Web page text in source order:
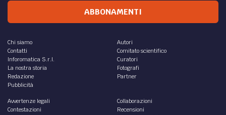
ABBONAMENTI
Chi siamo
Contatti
Inforomatica S.r.l.
La nostra storia
Redazione
Pubblicità
Autori
Comitato scientifico
Curatori
Fotografi
Partner
Avvertenze legali
Contestazioni
Collaborazioni
Recensioni